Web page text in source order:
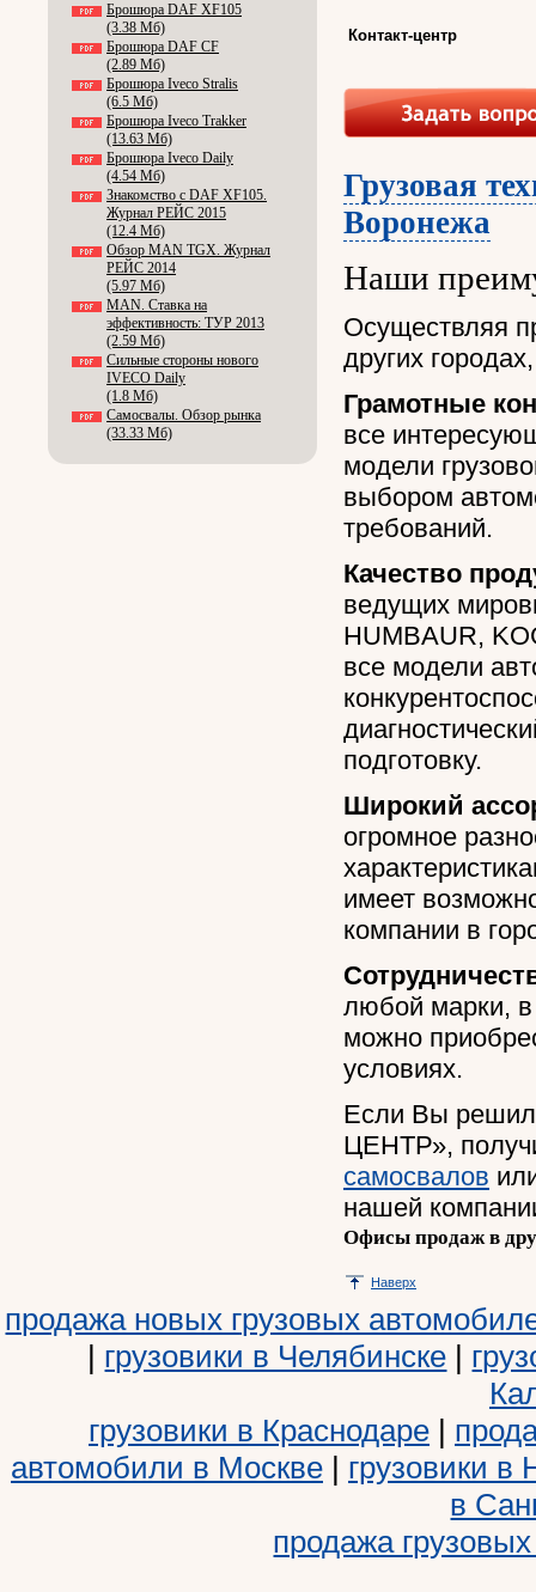
Брошюра DAF XF105
(3.38 Мб)
Брошюра DAF CF
(2.89 Мб)
Брошюра Iveco Stralis
(6.5 Мб)
Брошюра Iveco Trakker
(13.63 Мб)
Брошюра Iveco Daily
(4.54 Мб)
Знакомство с DAF XF105.
Журнал РЕЙС 2015
(12.4 Мб)
Обзор MAN TGX. Журнал
РЕЙС 2014
(5.97 Мб)
MAN. Ставка на
эффективность: ТУР 2013
(2.59 Мб)
Сильные стороны нового
IVECO Daily
(1.8 Мб)
Самосвалы. Обзор рынка
(33.33 Мб)
Контакт-центр
Грузовая
Воронежа
Наши
Осуществляя
других
Грамотные
все
модели
выбором
требований.
Качество
ведущих
HUMBAUR,
все модели
подготовку.
Широкий
огромное
имеет
компании в
любой марки,
можно
условиях.
Если Вы
ЦЕНТР»,
самосвалов
нашей
Офисы продаж в
Наверх
продажа новых грузовых
| грузовики в Челябинске |
грузовики в Краснодаре |
автомобили в Москве | грузовики в
в
продажа